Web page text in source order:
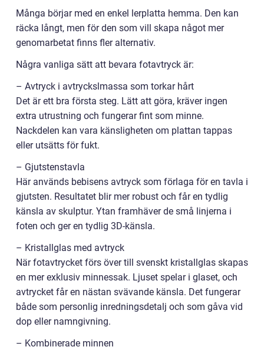
Många börjar med en enkel lerplatta hemma. Den kan
räcka långt, men för den som vill skapa något mer
genomarbetat finns fler alternativ.
Några vanliga sätt att bevara fotavtryck är:
– Avtryck i avtryckslmassa som torkar hårt
Det är ett bra första steg. Lätt att göra, kräver ingen
extra utrustning och fungerar fint som minne.
Nackdelen kan vara känsligheten om plattan tappas
eller utsätts för fukt.
– Gjutstenstavla
Här används bebisens avtryck som förlaga för en tavla i
gjutsten. Resultatet blir mer robust och får en tydlig
känsla av skulptur. Ytan framhäver de små linjerna i
foten och ger en tydlig 3D-känsla.
– Kristallglas med avtryck
När fotavtrycket förs över till svenskt kristallglas skapas
en mer exklusiv minnessak. Ljuset spelar i glaset, och
avtrycket får en nästan svävande känsla. Det fungerar
både som personlig inredningsdetalj och som gåva vid
dop eller namngivning.
– Kombinerade minnen